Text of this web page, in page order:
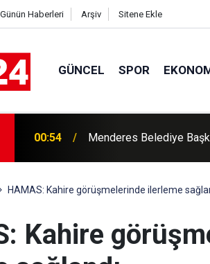
Günün Haberleri Arşiv Sitene Ekle
GÜNCEL SPOR
00:42 Erdemli'de Kur'an kursu
HAMAS: Kahire görüşmelerinde ilerleme
Kahire